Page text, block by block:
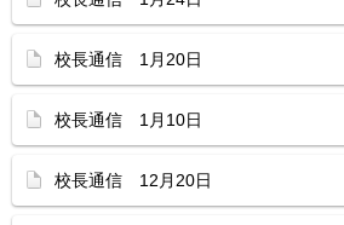
校長通信 1月20日
校長通信 1月10日
校長通信 12月20日